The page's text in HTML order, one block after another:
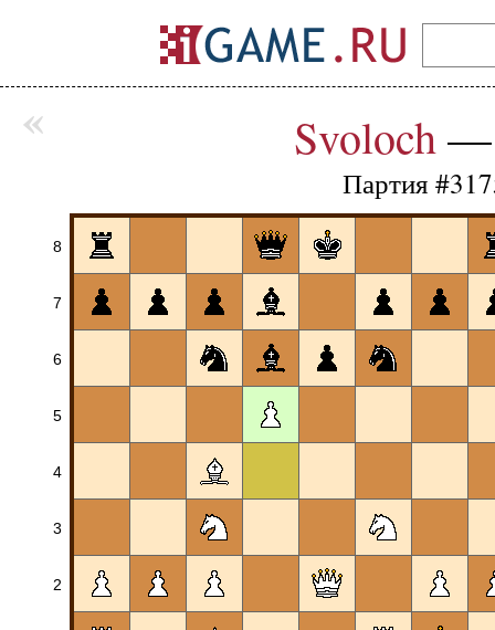
Svoloch
Партия
8
7
6
5
4
3
2
«